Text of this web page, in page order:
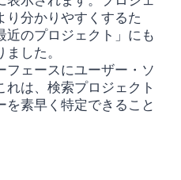
り分かりやすくするた
のプロジェクト」にも
した。
フェースにユーザー・ソ
は、検索プロジェクト
素早く特定できること